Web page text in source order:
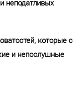
неподатливых
которые с
и непослушные